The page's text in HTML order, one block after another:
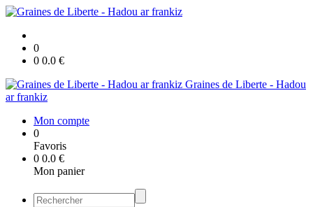
0
0 0.0 €
Graines de Liberte - Hadou
ar frankiz
Mon compte
0
Favoris
0 0.0 €
Mon panier